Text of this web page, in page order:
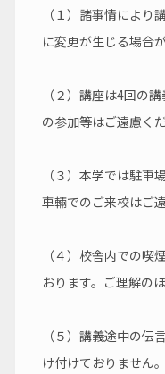
（１）諸事情によ
に変更が生じる場合
（２）講座は4回の
の参加等はご遠慮くだ
（３）本学では駐車
車輛でのご来校はご
（４）校舎内での喫
おります。ご理解の
（５）講義途中の
け付けておりません